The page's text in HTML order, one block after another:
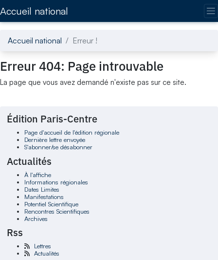
Accueil national
Accueil national Erreur !
Erreur 404: Page introuvable
La page que vous avez demandé n'existe pas sur ce site.
Édition Paris-Centre
Page d'accueil de l'édition régionale
Dernière lettre envoyée
S'abonner/se désabonner
Actualités
À l'affiche
Informations régionales
Dates Limites
Manifestations
Potentiel Scientifique
Rencontres Scientifiques
Archives
Rss
Lettres
Actualités